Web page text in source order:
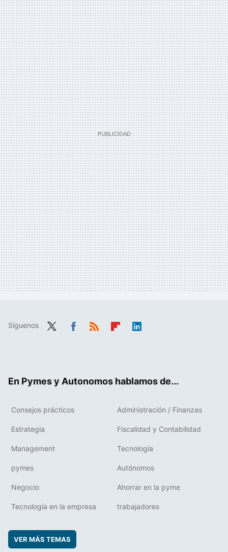
Síguenos
En Pymes y Autonomos hablamos de...
Consejos prácticos Administración / Finanzas
Estrategia Fiscalidad y Contabilidad
Management Tecnología
pymes Autónomos
Negocio Ahorrar en la pyme
Tecnología en la empresa trabajadores
VER MÁS TEMAS